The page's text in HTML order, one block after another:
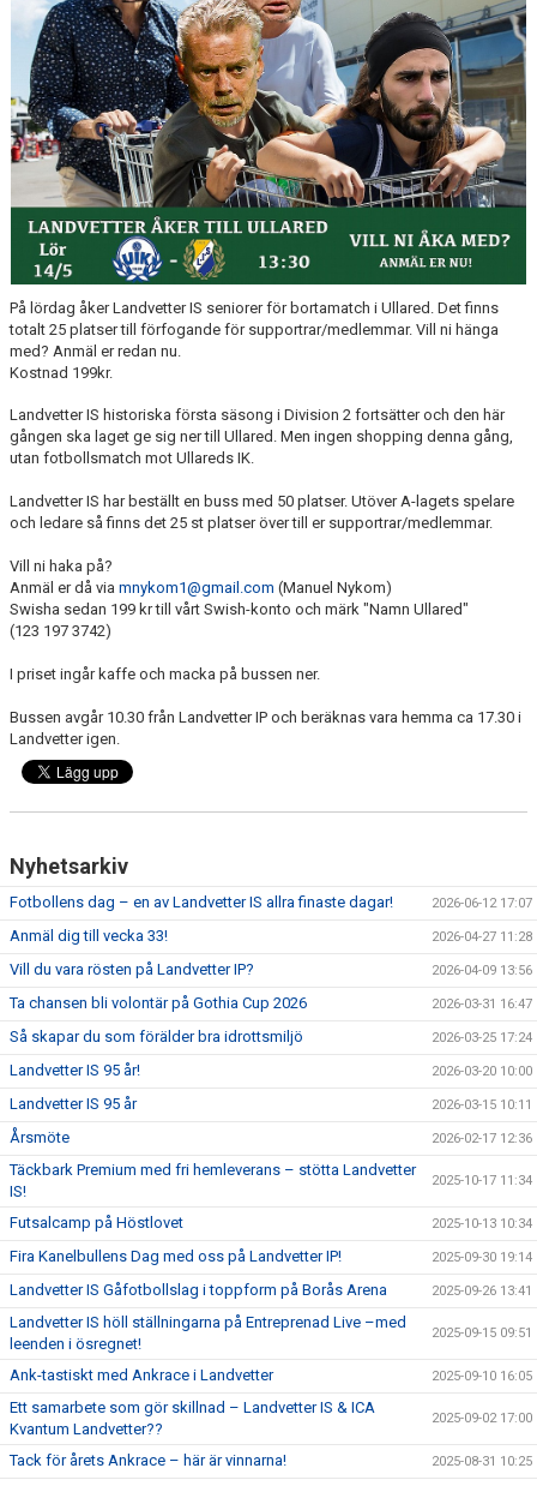
POLICYDOKUMENT
KALENDER
EVENEMANG
MEDIA
KONTAKT
FOTBOLLSSKOLA 2026
På lördag åker Landvetter IS seniorer för bortamatch i Ullared. Det finns
totalt 25 platser till förfogande för supportrar/medlemmar. Vill ni hänga
med? Anmäl er redan nu.
Kostnad 199kr.
Landvetter IS historiska första säsong i Division 2 fortsätter och den här
gången ska laget ge sig ner till Ullared. Men ingen shopping denna gång,
utan fotbollsmatch mot Ullareds IK.
Landvetter IS har beställt en buss med 50 platser. Utöver A-lagets spelare
och ledare så finns det 25 st platser över till er supportrar/medlemmar.
Vill ni haka på?
Anmäl er då via mnykom1@gmail.com (Manuel Nykom)
Swisha sedan 199 kr till vårt Swish-konto och märk "Namn Ullared"
(123 197 3742)
I priset ingår kaffe och macka på bussen ner.
Bussen avgår 10.30 från Landvetter IP och beräknas vara hemma ca 17.30 i
Landvetter igen.
Nyhetsarkiv
Fotbollens dag – en av Landvetter IS allra finaste dagar! 2026-06-12 17:07
Anmäl dig till vecka 33! 2026-04-27 11:28
Vill du vara rösten på Landvetter IP? 2026-04-09 13:56
Ta chansen bli volontär på Gothia Cup 2026 2026-03-31 16:47
Så skapar du som förälder bra idrottsmiljö 2026-03-25 17:24
Landvetter IS 95 år! 2026-03-20 10:00
Landvetter IS 95 år 2026-03-15 10:11
Årsmöte 2026-02-17 12:36
Täckbark Premium med fri hemleverans – stötta Landvetter
IS!
2025-10-17 11:34
Futsalcamp på Höstlovet 2025-10-13 10:34
Fira Kanelbullens Dag med oss på Landvetter IP! 2025-09-30 19:14
Landvetter IS Gåfotbollslag i toppform på Borås Arena 2025-09-26 13:41
Landvetter IS höll ställningarna på Entreprenad Live –med
leenden i ösregnet!
2025-09-15 09:51
Ank-tastiskt med Ankrace i Landvetter 2025-09-10 16:05
Ett samarbete som gör skillnad – Landvetter IS & ICA
Kvantum Landvetter??
2025-09-02 17:00
Tack för årets Ankrace – här är vinnarna! 2025-08-31 10:25